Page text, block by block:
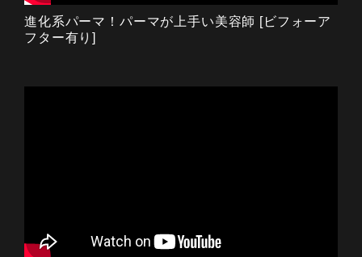
進化系パーマ！パーマが上手い美容師 [ビフォーア
フター有り]